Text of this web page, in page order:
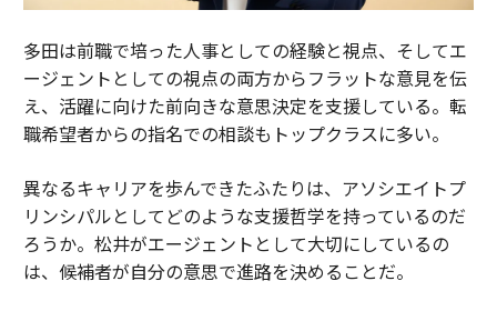
多田は前職で培った人事としての経験と視点、そしてエ
ージェントとしての視点の両方からフラットな意見を伝
え、活躍に向けた前向きな意思決定を支援している。転
職希望者からの指名での相談もトップクラスに多い。
異なるキャリアを歩んできたふたりは、アソシエイトプ
リンシパルとしてどのような支援哲学を持っているのだ
ろうか。松井がエージェントとして大切にしているの
は、候補者が自分の意思で進路を決めることだ。